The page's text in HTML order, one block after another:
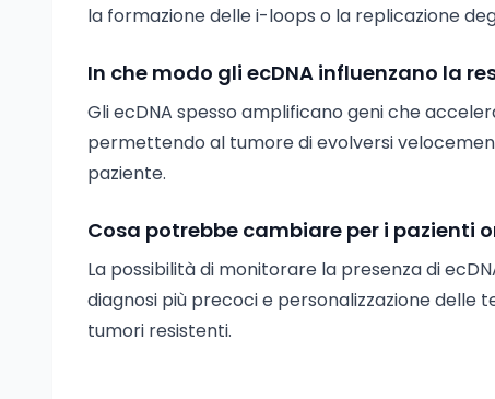
la formazione delle i-loops o la replicazione
In che modo gli ecDNA influenzano la
Gli ecDNA spesso amplificano geni che
permettendo al tumore di evolversi
paziente.
Cosa potrebbe cambiare per i pazienti
La possibilità di monitorare la presenza di
diagnosi più precoci e personalizzazione
tumori resistenti.